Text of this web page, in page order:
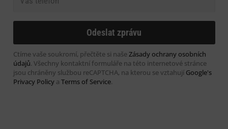
Ctíme vaše soukromí, přečtěte si našeZásady ochrany osobních
údajů. Všechny kontaktní formuláře na této internetové stránce
jsou chráněny službou reCAPTCHA, na kterou se vztahují Google's
Privacy Policya Terms of Service.